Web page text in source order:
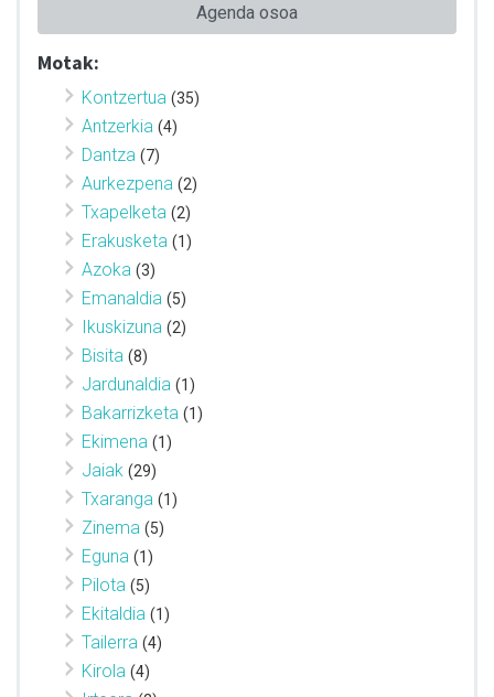
Agenda osoa
Motak:
Kontzertua (35)
Antzerkia (4)
Dantza (7)
Aurkezpena (2)
Txapelketa (2)
Erakusketa (1)
Azoka (3)
Emanaldia (5)
Ikuskizuna (2)
Bisita (8)
Jardunaldia (1)
Bakarrizketa (1)
Ekimena (1)
Jaiak (29)
Txaranga (1)
Zinema (5)
Eguna (1)
Pilota (5)
Ekitaldia (1)
Tailerra (4)
Kirola (4)